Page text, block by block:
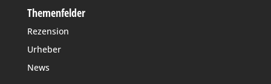
Themenfelder
Rezension
Urheber
News